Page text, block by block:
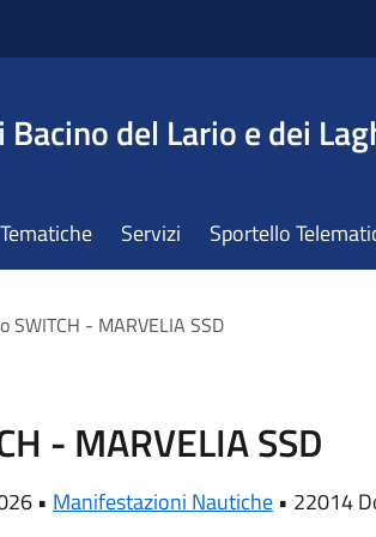
del Lario e dei
Servizi Sportello
SWITCH - MARVELIA SSD
- MARVELIA SSD
• Manifestazioni Nautiche • 22014